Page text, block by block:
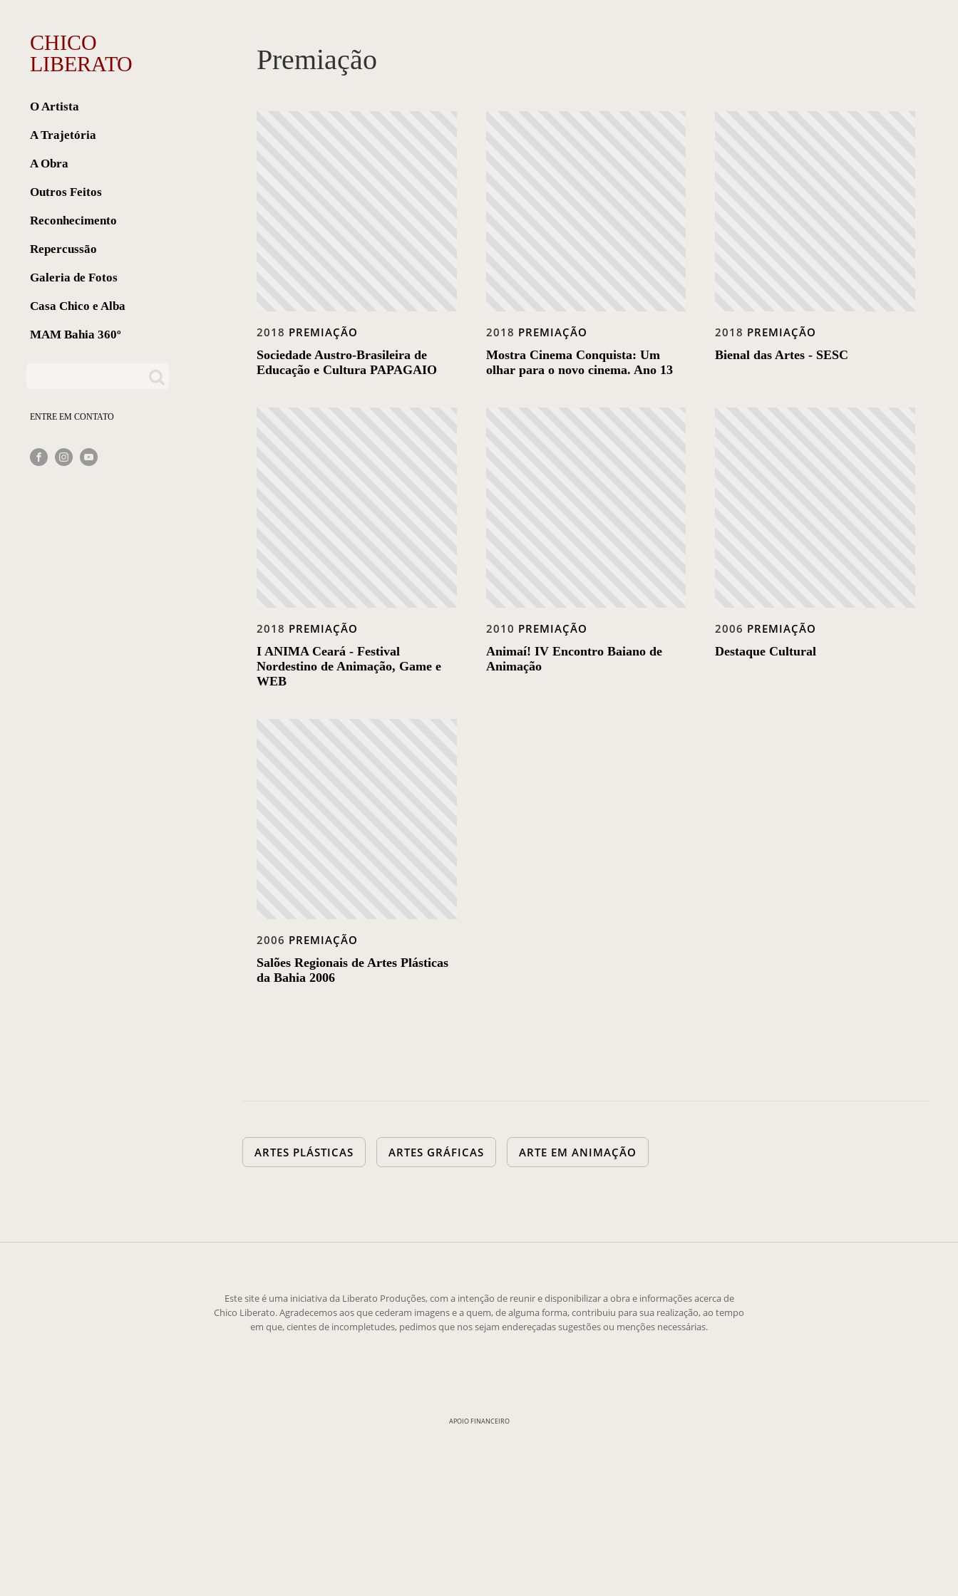
CHICO
LIBERATO
O Artista
A Trajetória
A Obra
Outros Feitos
Reconhecimento
Repercussão
Galeria de Fotos
Casa Chico e Alba
MAM Bahia 360º
ENTRE EM CONTATO
Premiação
2018 PREMIAÇÃO
Sociedade Austro-Brasileira de
Educação e Cultura PAPAGAIO
2018 PREMIAÇÃO
Mostra Cinema Conquista: Um
olhar para o novo cinema. Ano 13
2018 PREMIAÇÃO
Bienal das Artes - SESC
2018 PREMIAÇÃO
I ANIMA Ceará - Festival
Nordestino de Animação, Game e
WEB
2010 PREMIAÇÃO
Animaí! IV Encontro Baiano de
Animação
2006 PREMIAÇÃO
Destaque Cultural
2006 PREMIAÇÃO
Salões Regionais de Artes Plásticas
da Bahia 2006
ARTES PLÁSTICAS ARTES GRÁFICAS ARTE EM ANIMAÇÃO
Este site é uma iniciativa da Liberato Produções, com a intenção de reunir e disponibilizar a obra e informações acerca de
Chico Liberato. Agradecemos aos que cederam imagens e a quem, de alguma forma, contribuiu para sua realização, ao tempo
em que, cientes de incompletudes, pedimos que nos sejam endereçadas sugestões ou menções necessárias.
APOIO FINANCEIRO